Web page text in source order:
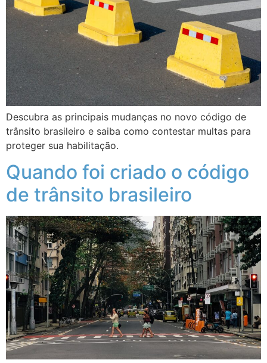
Descubra as principais mudanças no novo código de
trânsito brasileiro e saiba como contestar multas para
proteger sua habilitação.
Quando foi criado o código
de trânsito brasileiro